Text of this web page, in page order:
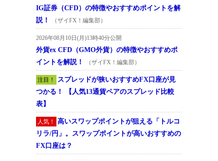
IG証券（CFD）の特徴やおすすめポイントを解
説！
（ザイFX！編集部）
2026年08月10日(月)13時40分公開
外貨ex CFD（GMO外貨）の特徴やおすすめポ
イントを解説！
（ザイFX！編集部）
注目！
スプレッドが狭いおすすめFX口座が見
つかる！ 【人気13通貨ペアのスプレッド比較
表】
人気！
高いスワップポイントが狙える「トルコ
リラ/円」。スワップポイントが高いおすすめの
FX口座は？